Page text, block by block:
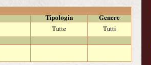
Tipologia
Genere
Tutte
Tutti